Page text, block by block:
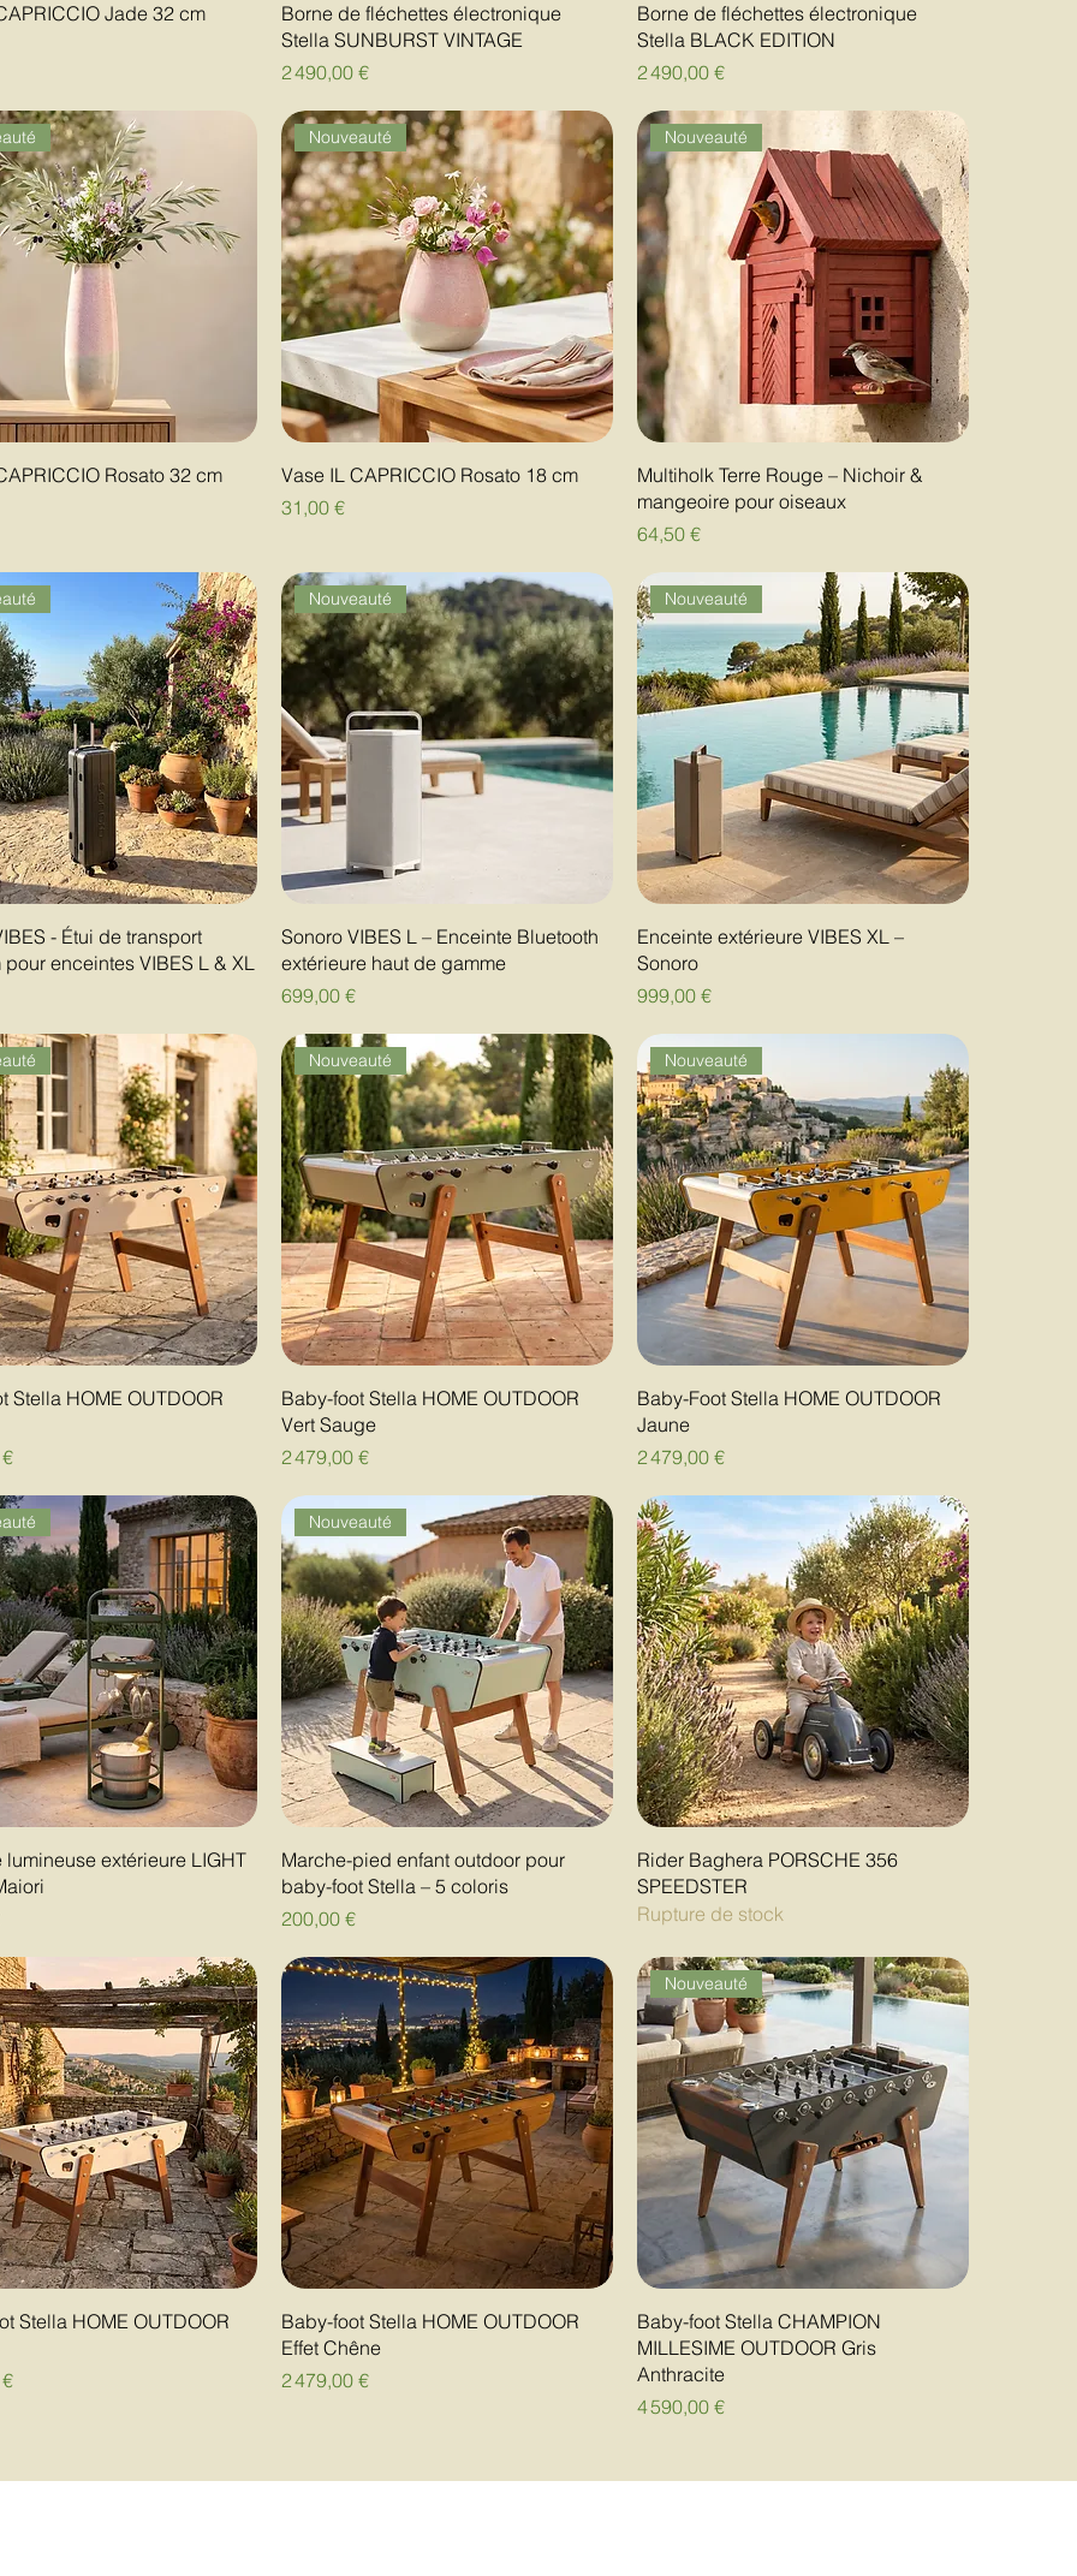
Jade 32 cm
Borne de fléchettes électronique
Stella SUNBURST VINTAGE
Prix
2 490,00 €
Borne de fléchettes électronique
Stella BLACK EDITION
Prix
2 490,00 €
Rosato 32 cm
Nouveauté
Vase IL CAPRICCIO Rosato 18 cm
Prix
31,00 €
Nouveauté
Multiholk Terre Rouge – Nichoir &
mangeoire pour oiseaux
Prix
64,50 €
- Étui de transport
pour enceintes VIBES L & XL
Nouveauté
Sonoro VIBES L – Enceinte Bluetooth
extérieure haut de gamme
Prix
699,00 €
Nouveauté
Enceinte extérieure VIBES XL –
Sonoro
Prix
999,00 €
Stella HOME OUTDOOR
Nouveauté
Baby-foot Stella HOME OUTDOOR
Vert Sauge
Prix
2 479,00 €
Nouveauté
Baby-Foot Stella HOME OUTDOOR
Jaune
Prix
2 479,00 €
lumineuse extérieure LIGHT
Nouveauté
Marche-pied enfant outdoor pour
baby-foot Stella – 5 coloris
Prix
200,00 €
Rider Baghera PORSCHE 356
SPEEDSTER
Rupture de stock
Stella HOME OUTDOOR
Baby-foot Stella HOME OUTDOOR
Effet Chêne
Prix
2 479,00 €
Nouveauté
Baby-foot Stella CHAMPION
MILLESIME OUTDOOR Gris
Anthracite
Prix
4 590,00 €